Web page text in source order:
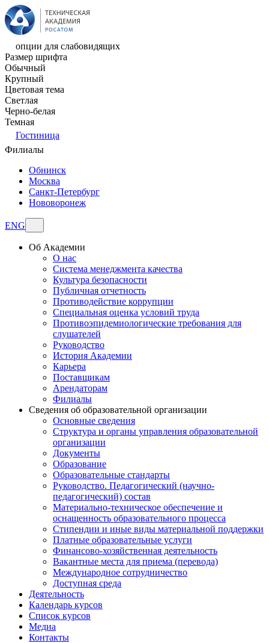
опции для слабовидящих
Размер шрифта
Обычный
Крупный
Цветовая тема
Светлая
Черно-белая
Темная
Гостиница
Филиалы
Обнинск
Москва
Санкт-Петербург
Нововоронеж
ENG
Об Академии
О нас
Система менеджмента качества
Культура безопасности
Публичная отчетность
Противодействие коррупции
Специальная оценка условий труда
Противоэпидемиологические требования для
слушателей
Руководство
История Академии
Карьера
Поставщикам
Арендаторам
Филиалы
Сведения об образовательной организации
Основные сведения
Структура и органы управления образовательной
организации
Документы
Образование
Образовательные стандарты
Руководство. Педагогический (научно-
педагогический) состав
Материально-техническое обеспечение и
оснащенность образовательного процесса
Стипендии и иные виды материальной поддержки
Платные образовательные услуги
Финансово-хозяйственная деятельность
Вакантные места для приема (перевода)
Международное сотрудничество
Доступная среда
Деятельность
Календарь курсов
Список курсов
Медиа
Контакты